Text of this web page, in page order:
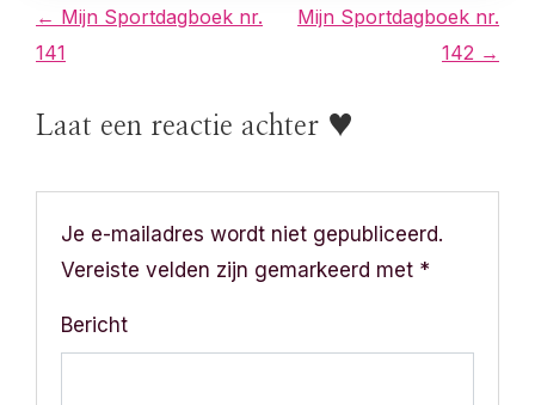
B
e
r
← Mijn Sportdagboek nr.
141
Mijn Sportdagboek nr.
142 →
Laat een reactie achter ♥
Je e-mailadres wordt niet gepubliceerd.
Vereiste velden zijn gemarkeerd met *
Bericht